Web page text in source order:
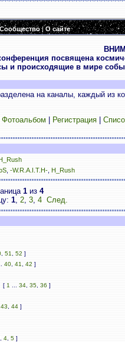
Сообщество|О сайте
посвящена
и происходящие в мире
на каналы, каждый из
Фотоальбом Регистрация|
, -W.R.A.I.T.H-, H_Rush
1из 4
1, 2, 3, 4 След.
, 51 52 ]
40, 41 42 ]
[ 1 34, 35, 36]
43 44]
4, 5]